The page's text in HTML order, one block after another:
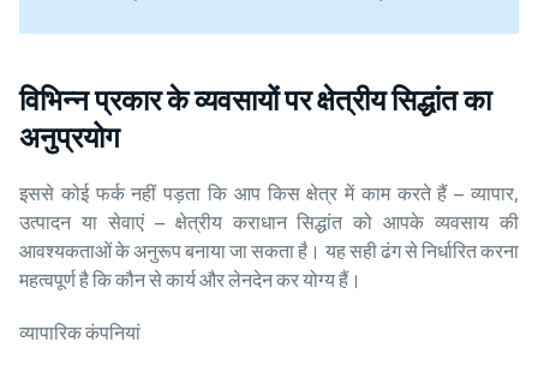
विभिन्न प्रकार के व्यवसायों पर क्षेत्रीय सिद्धांत का
अनुप्रयोग
इससे कोई फर्क नहीं पड़ता कि आप किस क्षेत्र में काम करते हैं – व्यापार,
उत्पादन या सेवाएं – क्षेत्रीय कराधान सिद्धांत को आपके व्यवसाय की
आवश्यकताओं के अनुरूप बनाया जा सकता है। यह सही ढंग से निर्धारित करना
महत्वपूर्ण है कि कौन से कार्य और लेनदेन कर योग्य हैं।
व्यापारिक कंपनियां